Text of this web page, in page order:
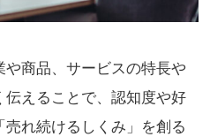
商品、サービスの特長や
えることで、認知度や好
れ続けるしくみ」を創る